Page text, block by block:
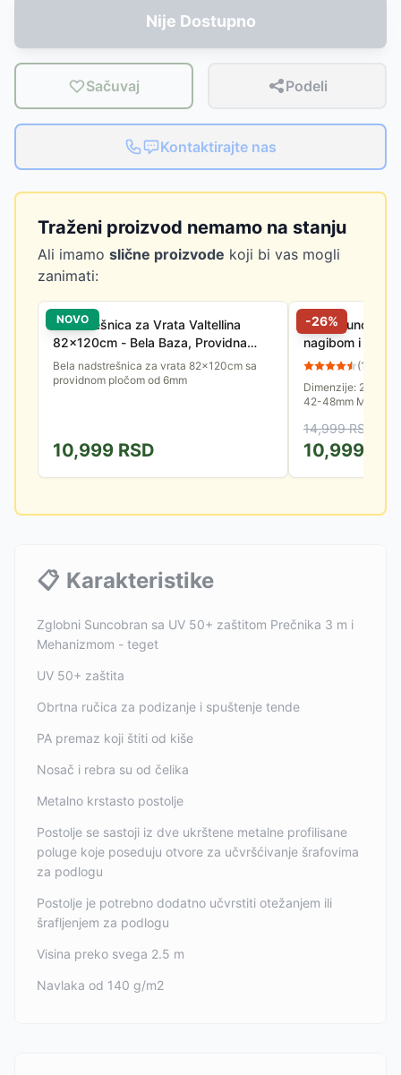
Nije Dostupno
Sačuvaj Podeli
Kontaktirajte nas
Traženi proizvod nemamo na stanju
Ali imamo slične proizvode koji bi vas mogli
zanimati:
NOVO
Nadstrešnica za Vrata Valtellina
82x120cm - Bela Baza, Providna
Ploča 6mm
Bela nadstrešnica za vrata 82x120cm sa
providnom pločom od 6mm
10,999 RSD
-26%
Bočni
nagibom i
(17
Dimenzije: 260 x
42-48mm Metalna
krstastom bazom
14,999RSD
10,999
📋 Karakteristike
Zglobni Suncobran sa UV 50+ zaštitom Prečnika 3 m i
Mehanizmom - teget
UV 50+ zaštita
Obrtna ručica za podizanje i spuštenje tende
PA premaz koji štiti od kiše
Nosač i rebra su od čelika
Metalno krstasto postolje
Postolje se sastoji iz dve ukrštene metalne profilisane
poluge koje poseduju otvore za učvršćivanje šrafovima
za podlogu
Postolje je potrebno dodatno učvrstiti otežanjem ili
šrafljenjem za podlogu
Visina preko svega 2.5 m
Navlaka od 140 g/m2